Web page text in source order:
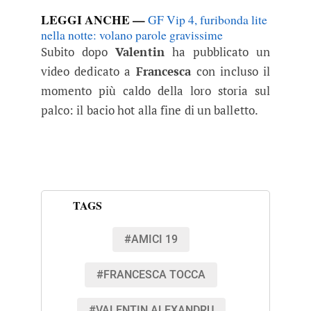
LEGGI ANCHE —GF Vip 4, furibonda lite
nella notte: volano parole gravissime
Subito dopoValentinha pubblicato un
video dedicato a Francescacon incluso il
momento più caldo della loro storia sul
palco: il bacio hot alla fine di un balletto.
TAGS
#AMICI 19
#FRANCESCA TOCCA